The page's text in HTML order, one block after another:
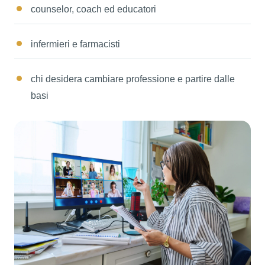
counselor, coach ed educatori
infermieri e farmacisti
chi desidera cambiare professione e partire dalle
basi